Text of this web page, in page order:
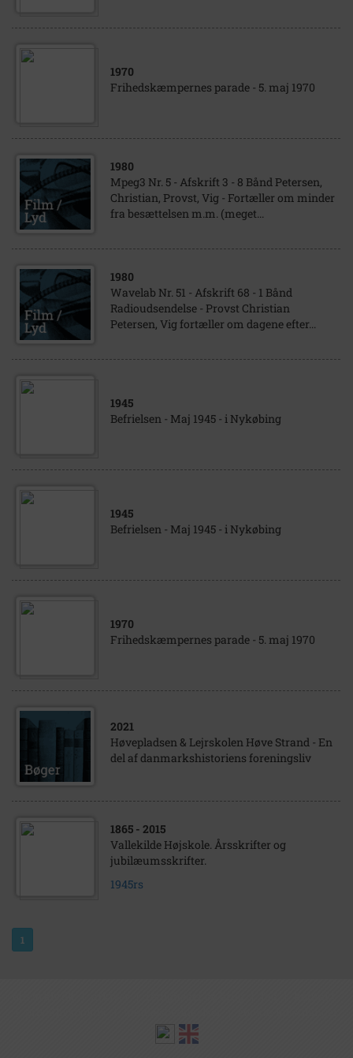
1970
Frihedskæmpernes parade - 5. maj 1970
1980
Mpeg3 Nr. 5 - Afskrift 3 - 8 Bånd Petersen,
Christian, Provst, Vig - Fortæller om minder
fra besættelsen m.m. (meget...
1980
Wavelab Nr. 51 - Afskrift 68 - 1 Bånd
Radioudsendelse - Provst Christian
Petersen, Vig fortæller om dagene efter...
1945
Befrielsen - Maj 1945 - i Nykøbing
1945
Befrielsen - Maj 1945 - i Nykøbing
1970
Frihedskæmpernes parade - 5. maj 1970
2021
Høvepladsen & Lejrskolen Høve Strand - En
del af danmarkshistoriens foreningsliv
1865 - 2015
Vallekilde Højskole. Årsskrifter og
jubilæumsskrifter.
1945rs
1